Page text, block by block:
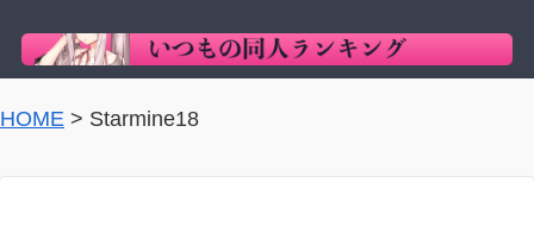
HOME > Starmine18